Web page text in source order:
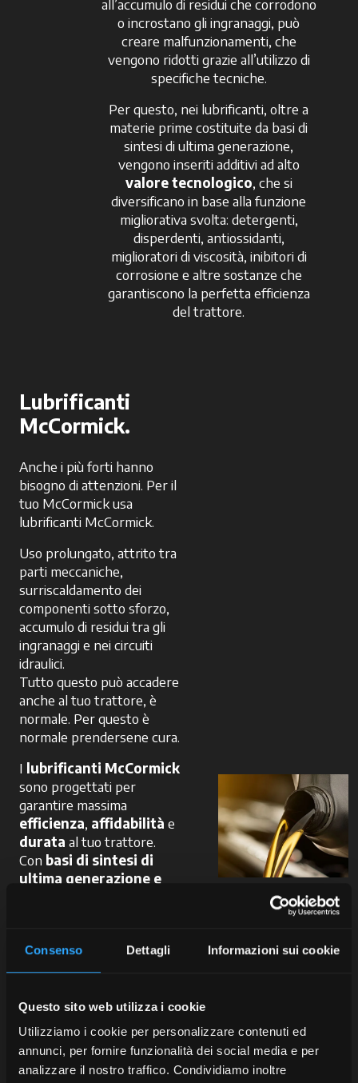
Consenso Dettagli Informazioni sui cookie
Questo sito web utilizza i cookie
Utilizziamo i cookie per personalizzare contenuti ed
annunci, per fornire funzionalità dei social media e per
analizzare il nostro traffico. Condividiamo inoltre
all’accumulo di residui che corrodono
o incrostano gli ingranaggi, può
creare malfunzionamenti, che
vengono ridotti grazie all’utilizzo di
specifiche tecniche.
Per questo, nei lubrificanti, oltre a
materie prime costituite da basi di
sintesi di ultima generazione,
vengono inseriti additivi ad alto
valore tecnologico, che si
diversificano in base alla funzione
migliorativa svolta: detergenti,
disperdenti, antiossidanti,
miglioratori di viscosità, inibitori di
corrosione e altre sostanze che
garantiscono la perfetta efficienza
del trattore.
Lubrificanti
McCormick.
Anche i più forti hanno
bisogno di attenzioni. Per il
tuo McCormick usa
lubrificanti McCormick.
Uso prolungato, attrito tra
parti meccaniche,
surriscaldamento dei
componenti sotto sforzo,
accumulo di residui tra gli
ingranaggi e nei circuiti
idraulici.
Tutto questo può accadere
anche al tuo trattore, è
normale. Per questo è
normale prendersene cura.
I lubrificanti McCormick
sono progettati per
garantire massima
efficienza, affidabilità e
durata al tuo trattore.
Con basi di sintesi di
ultima generazione e
antiossidanti, inibitori di
corrosione e miglioratori di
proteggono le parti
meccaniche da attrito,
surriscaldamento e residui
dannosi.